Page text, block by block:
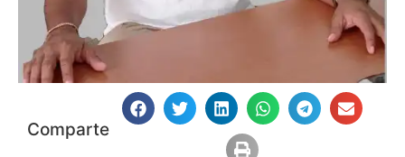
Comparte